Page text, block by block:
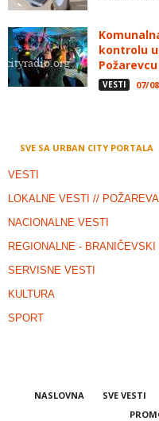
kontrolu
Požarevcu
VESTI 07/
SVE SA URBAN CITY PORTALA
VESTI
LOKALNE VESTI //
NACIONALNE VESTI
REGIONALNE - BRANIČEVSKI
SERVISNE VESTI
KULTURA
SPORT
NASLOVNA SVE VESTI